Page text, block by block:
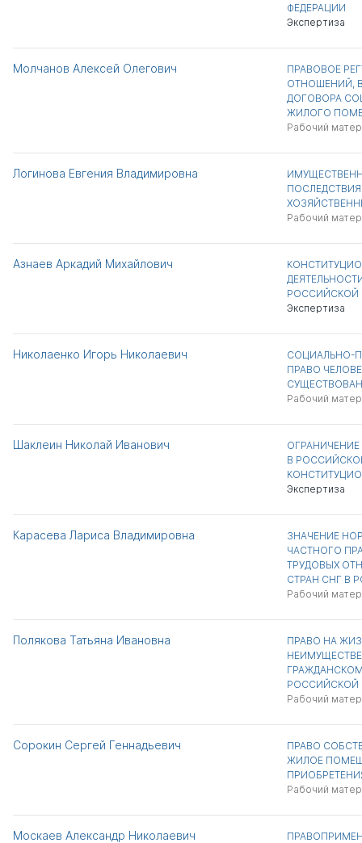
ФЕДЕРАЦИИ
Экспертиза
Молчанов Алексей Олегович
ПРАВОВОЕ
ОТНОШЕНИЙ,
ДОГОВОРА
ЖИЛОГО
Рабочий
Логинова Евгения Владимировна
Рабочий
Азнаев Аркадий Михайлович
РОССИЙСКОЙ
Экспертиза
Николаенко Игорь Николаевич
СОЦИАЛЬНО-
ПРАВО
Рабочий
Шаклеин Николай Иванович
В
Экспертиза
Карасева Лариса Владимировна
ЗНАЧЕНИЕ
ЧАСТНОГО
ТРУДОВЫХ
СТРАН СНГ В
Рабочий
Полякова Татьяна Ивановна
ПРАВО НА
РОССИЙСКОЙ
Рабочий
Сорокин Сергей Геннадьевич
ПРАВО
ЖИЛОЕ
Рабочий
Москаев Александр Николаевич